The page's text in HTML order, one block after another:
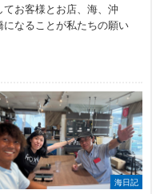
お客様とお店、海、沖
なることが私たちの願い
海日記